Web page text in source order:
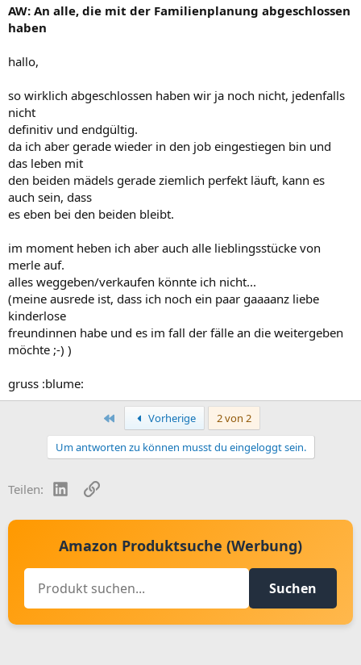
AW: An alle, die mit der Familienplanung abgeschlossen
haben
hallo,
so wirklich abgeschlossen haben wir ja noch nicht, jedenfalls
nicht
definitiv und endgültig.
da ich aber gerade wieder in den job eingestiegen bin und
das leben mit
den beiden mädels gerade ziemlich perfekt läuft, kann es
auch sein, dass
es eben bei den beiden bleibt.
im moment heben ich aber auch alle lieblingsstücke von
merle auf.
alles weggeben/verkaufen könnte ich nicht...
(meine ausrede ist, dass ich noch ein paar gaaaanz liebe
kinderlose
freundinnen habe und es im fall der fälle an die weitergeben
möchte ;-) )
gruss :blume:
Erste Vorherige
2 von 2
Um antworten zu können musst du eingeloggt sein.
Teilen: LinkedInLink
Amazon Produktsuche (Werbung)
Suchen